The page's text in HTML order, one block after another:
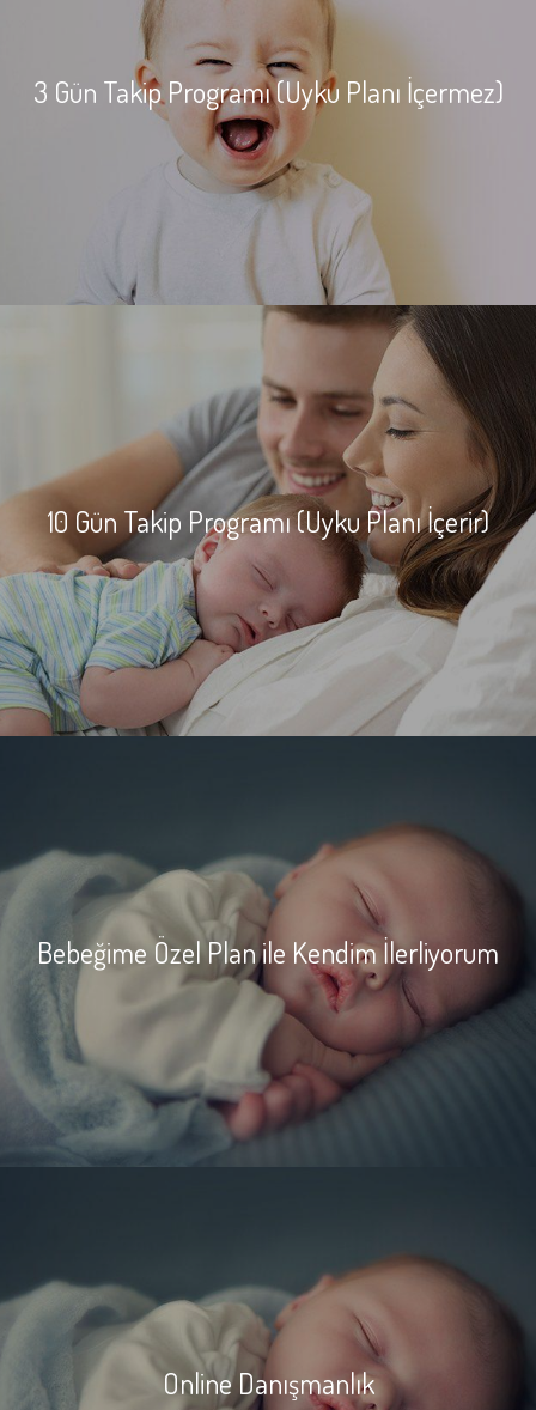
3 Gün Takip Programı (Uyku Planı İçermez)
10 Gün Takip Programı (Uyku Planı İçerir)
Bebeğime Özel Plan ile Kendim İlerliyorum
Online Danışmanlık